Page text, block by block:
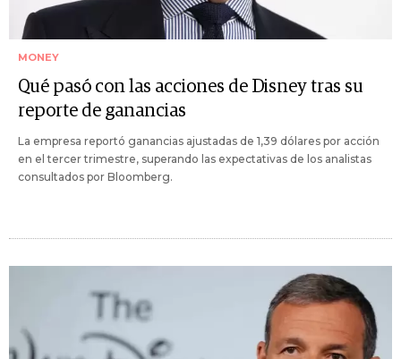
MONEY
Qué pasó con las acciones de Disney tras su
reporte de ganancias
La empresa reportó ganancias ajustadas de 1,39 dólares por acción
en el tercer trimestre, superando las expectativas de los analistas
consultados por Bloomberg.